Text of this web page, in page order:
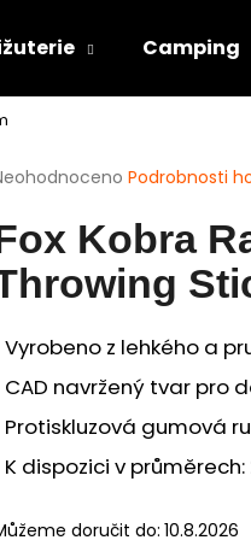
Camping
je
hvězdiček.
Podrobnosti
Kobra
Vyrobeno z lehkého a
CAD navržený tvar
Protiskluzová gumová
K dispozici v
doručit do: 10.8.2026
HLEDAT